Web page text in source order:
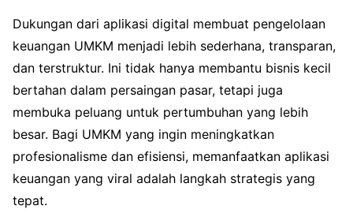
Dukungan dari aplikasi digital membuat pengelolaan
keuangan UMKM menjadi lebih sederhana, transparan,
dan terstruktur. Ini tidak hanya membantu bisnis kecil
bertahan dalam persaingan pasar, tetapi juga
membuka peluang untuk pertumbuhan yang lebih
besar. Bagi UMKM yang ingin meningkatkan
profesionalisme dan efisiensi, memanfaatkan aplikasi
keuangan yang viral adalah langkah strategis yang
tepat.